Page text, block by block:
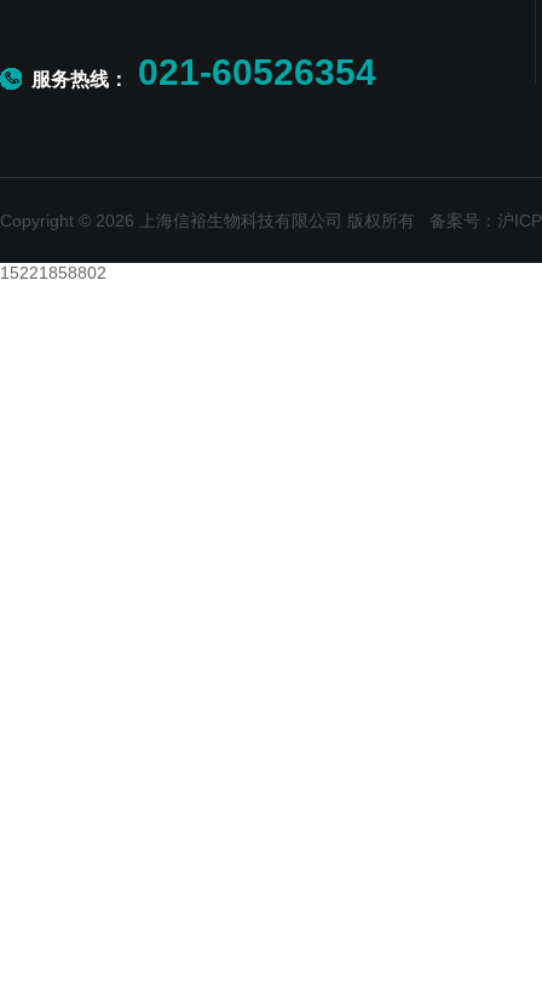
服务热线： 021-60526354
Copyright © 2026 上海信裕生物科技有限公司 版权所有 备案号：沪
15221858802